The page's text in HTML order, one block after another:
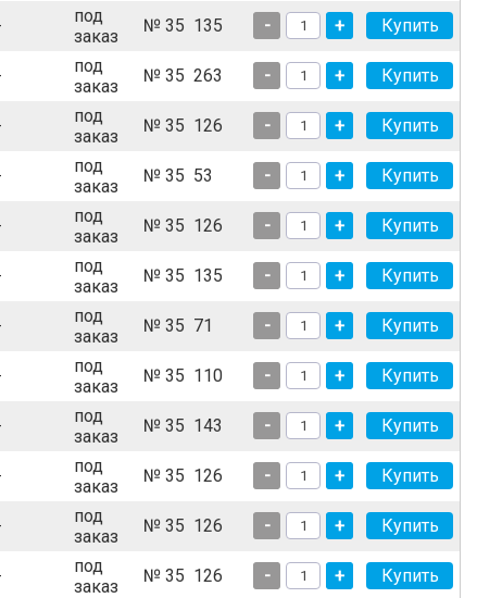
под
заказ
№ 35 135 - +
под
заказ
№ 35 263 - +
под
заказ
№ 35 126 - +
под
заказ
№ 35 53 - +
под
заказ
№ 35 126 - +
под
заказ
№ 35 135 - +
под
заказ
№ 35 71 - +
под
заказ
№ 35 110 - +
под
заказ
№ 35 143 - +
под
заказ
№ 35 126 - +
под
заказ
№ 35 126 - +
под
заказ
№ 35 126 - +